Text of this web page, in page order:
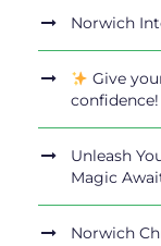
Norwich
Give
confidence!
Unleash
Magic
Norwich